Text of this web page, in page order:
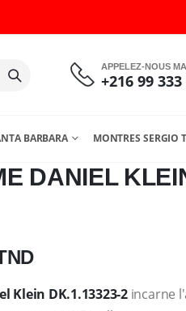
APPELEZ-NOUS
+216 99 333
BARBARA MONTRES SERGIO
DANIEL
Klein DK.1.13323-2incarne